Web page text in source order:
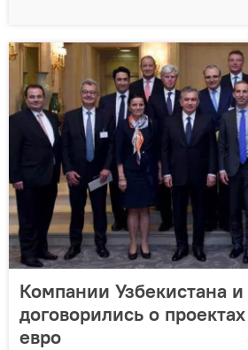
Компании Узбекистана
договорились о
евро